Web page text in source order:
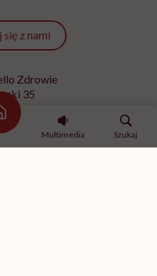
główna
Multimedia
Szukaj
z nami
Zdrowie
35
redakcją